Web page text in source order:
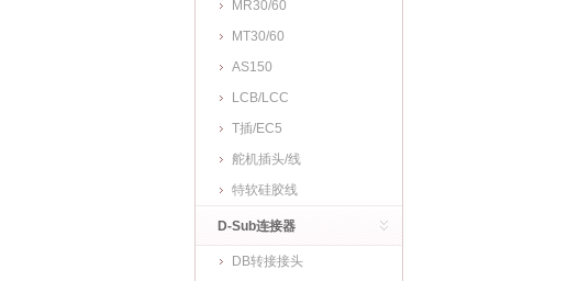
MR30/60
MT30/60
AS150
LCB/LCC
T插/EC5
舵机插头/线
特软硅胶线
D-Sub连接器
DB转接接头